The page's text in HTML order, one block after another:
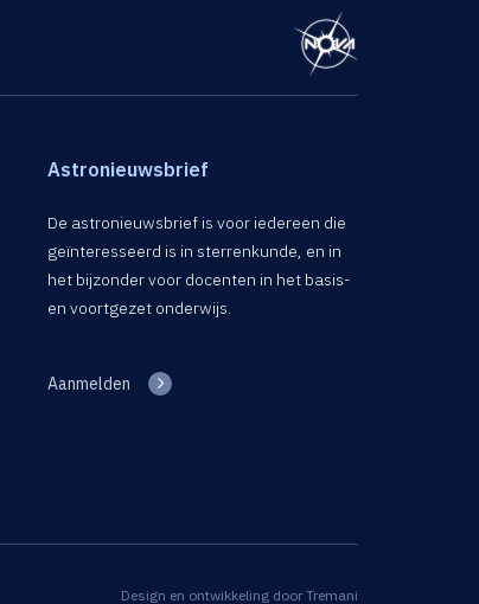
Astronieuwsbrief
De astronieuwsbrief is voor iedereen die
geïnteresseerd is in sterrenkunde, en in
het bijzonder voor docenten in het basis-
en voortgezet onderwijs.
Aanmelden
Design en ontwikkeling door Tremani